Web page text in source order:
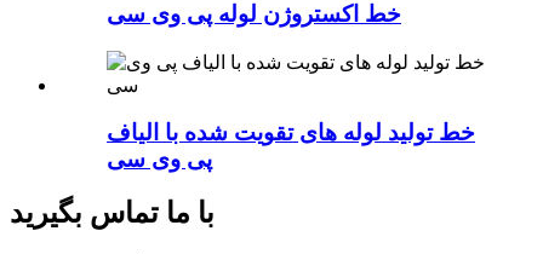
خط اکستروژن لوله پی وی سی
خط تولید لوله های تقویت شده با الیاف
پی وی سی
با ما تماس بگیرید